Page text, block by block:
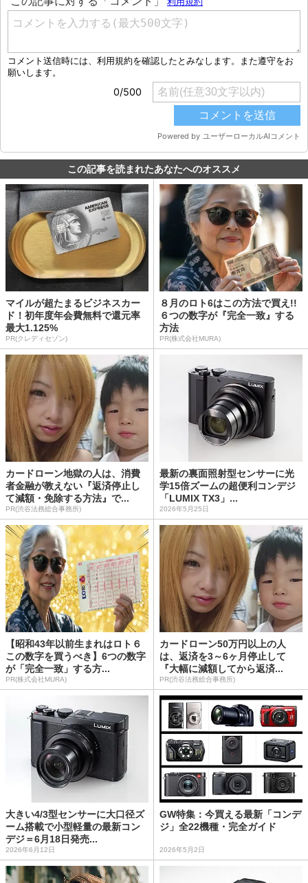
この記事を読まれたあなたへのオススメ
マイルが超たまるビジネスカー
ド！初年度年会費無料で還元率
最大1.125%
PR(クレディセゾン)
８月のロト6はこの方法で買え!!
６つの数字が『完全一致』する
方法
PR(株式会社MURA)
カードローン地獄の人は、消費
者金融が教えない『返済停止し
て減額・免除する方法』で...
PR(渋谷法務総合事務所)
最新の裏面照射型センサーに光
学15倍ズームの超便利コンデジ
「LUMIX TX3」...
2026年5月25日
【昭和43年以前生まれはロト６
この数字を買うべき】6つの数字
が「完全一致」する方...
PR(株式会社MURA)
カードローン50万円以上の人
は、返済を3～6ヶ月停止して
『大幅に減額してから返済...
PR(渋谷法務総合事務所)
大きい4/3型センサーに大口径ズ
ーム搭載で小型軽量の最新コン
デジ＝6月18日発売...
2026年6月12日
GW特集：今買える最新「コンデ
ジ」全22機種・完全ガイド
2026年5月2日